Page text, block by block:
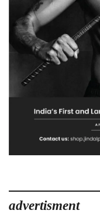
advertisment